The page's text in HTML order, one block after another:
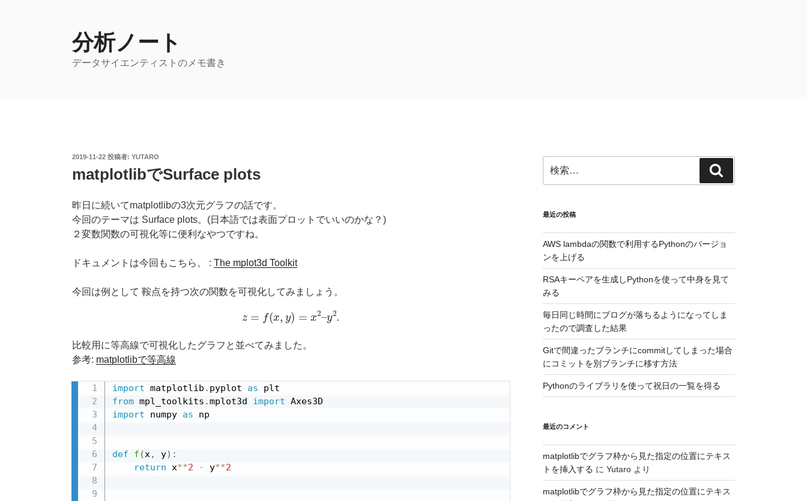
分析ノート
データサイエンティストのメモ書き
投
日:
2019-11-22 投稿者: YUTARO
matplotlibでSurface plots
昨日に続いてmatplotlibの3次元グラフの話です。
今回のテーマは Surface plots。(日本語では表面プロットでいいのかな？)
２変数関数の可視化等に便利なやつですね。
ドキュメントは今回もこちら。 : The mplot3d Toolkit
今回は例として 鞍点を持つ次の関数を可視化してみましょう。
f(x = y
比較用に等高線で可視化したグラフと並べてみました。
参考: matplotlibで等高線
import matplotlib . pyplot as
from mpl_toolkits .mplot3d import
import numpy as np
def f (x, y) :
return x**2 - y**2
索:
索
最近の投稿
AWS lambdaの関数で利用するPythonのバージョ
ンを上げる
RSAキーペアを生成しPythonを使って中身を見て
みる
毎日同じ時間にブログが落ちるようになってしま
ったので調査した結果
Gitで間違ったブランチにcommitしてしまった場合
にコミットを別ブランチに移す方法
Pythonのライブラリを使って祝日の一覧を得る
最近のコメント
matplotlibでグラフ枠から見た指定の位置にテキス
トを挿入する に Yutaroより
matplotlibでグラフ枠から見た指定の位置にテキス